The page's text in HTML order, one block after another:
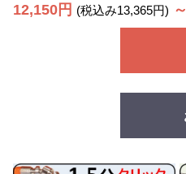
12,150円 (税込み13,365円) ～